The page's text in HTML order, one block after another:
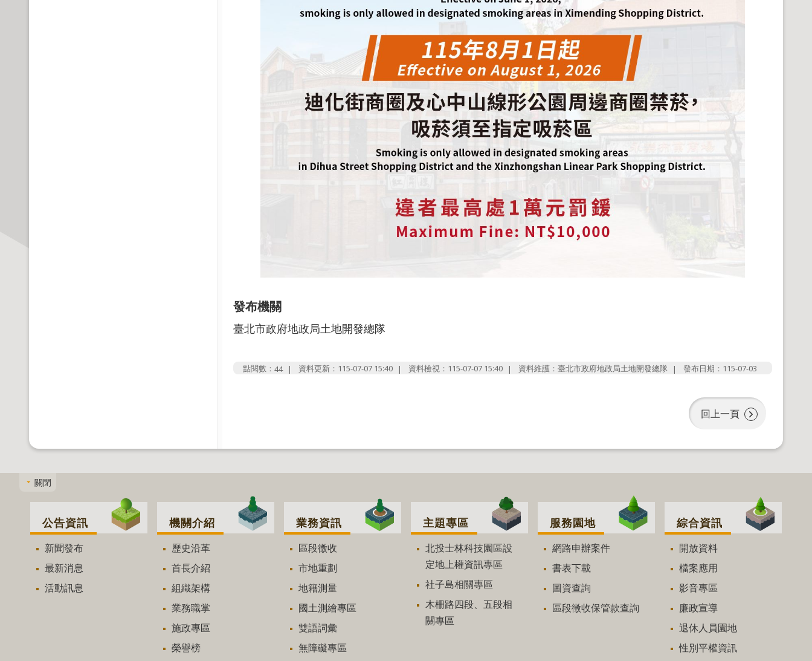
發布機關
臺北市政府地政局土地開發總隊
點閱數： 44 資料更新：115-07-07 15:40 資料檢視：115-07-07 15:40 資料維護：臺北市政府地政局土地開發總隊 發布日期：115-07-03
回上一頁
關閉
公告資訊
新聞發布
最新消息
活動訊息
機關介紹
歷史沿革
首長介紹
組織架構
業務職掌
施政專區
榮譽榜
業務資訊
區段徵收
市地重劃
地籍測量
國土測繪專區
雙語詞彙
無障礙專區
主題專區
北投士林科技園區設
定地上權資訊專區
社子島相關專區
木柵路四段、五段相
關專區
服務園地
網路申辦案件
書表下載
圖資查詢
區段徵收保管款查詢
綜合資訊
開放資料
檔案應用
影音專區
廉政宣導
退休人員園地
性別平權資訊